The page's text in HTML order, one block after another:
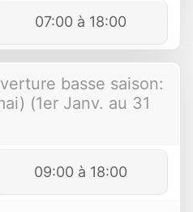
07:00 à 18:00
basse saison:
(1er Janv. au 31
09:00 à 18:00